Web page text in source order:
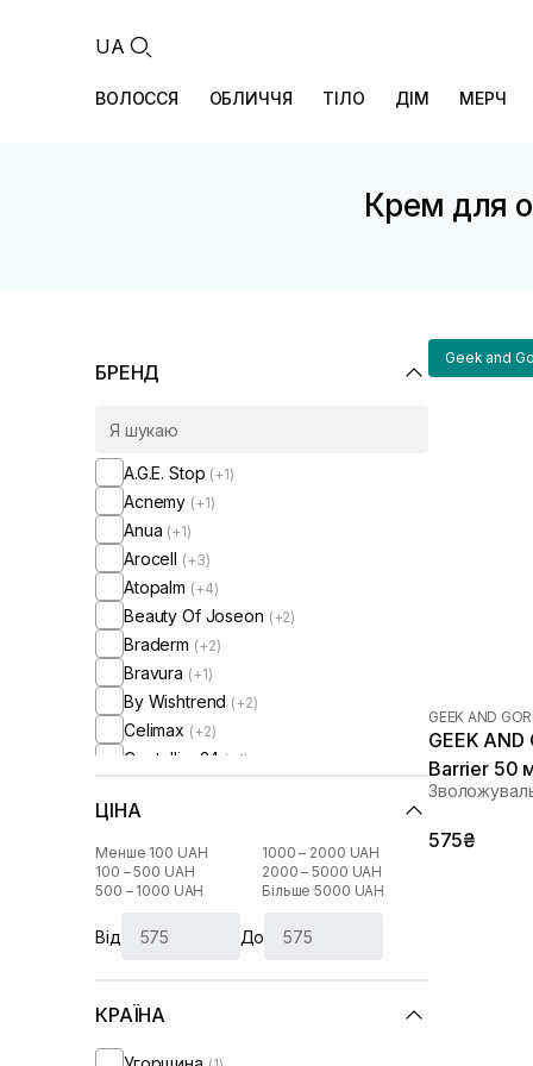
UA
ВОЛОССЯ ОБЛИЧЧЯ ТІЛО ДІМ МЕРЧ
Крем для
БРЕНД
A.G.E. Stop (+1)
Acnemy (+1)
Anua (+1)
Arocell (+3)
Atopalm (+4)
Beauty Of Joseon (+2)
Braderm (+2)
Bravura (+1)
By Wishtrend (+2)
Celimax (+2)
Centellian24 (+1)
Comfort Zone
Cos De Baha
Cosmedix
Cu Skin(+11)
DCL(+3)
Dear, Klairs
Dr. Althea
ЦІНА
Менше 100 UAH
100 – 500 UAH
500 – 1000 UAH
1000 – 2000 UAH
2000 – 5000 UAH
Більше 5000 UAH
Від До
КРАЇНА
Geek and
GEEK AND
GEEK AND
Barrier 50
575₴